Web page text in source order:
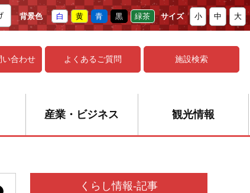
背景色 白 黄 青 黒 緑茶 サイズ 小 中 大
い合わせ よくあるご質問 施設検索
産業・ビジネス 観光情報
くらし情報-記事